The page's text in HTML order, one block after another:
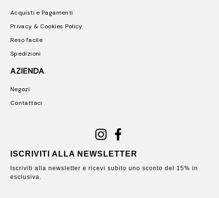
Acquisti e Pagamenti
Privacy & Cookies Policy
Reso facile
Spedizioni
AZIENDA
Negozi
Contattaci
ISCRIVITI ALLA NEWSLETTER
Iscriviti alla newsletter e ricevi subito uno sconto del 15% in
esclusiva.